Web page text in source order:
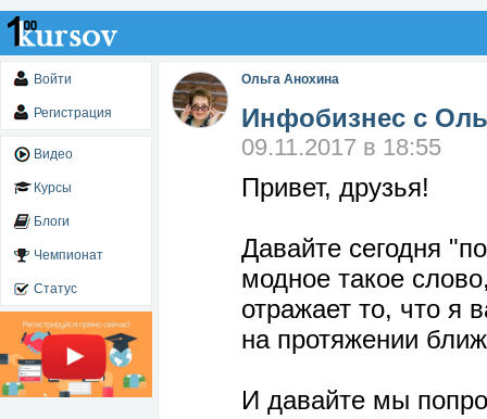
Войти
Регистрация
Видео
Курсы
Блоги
Чемпионат
Статус
Ольга Анохина
Инфобизнес с
09.11.2017 в 18:55
Привет, друзья!
Давайте сегодня
модное такое
отражает то, что я
на протяжении
И давайте мы